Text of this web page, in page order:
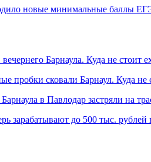
новые минимальные баллы
Барнаула. Куда не стоит
пробки сковали Барнаул. Куда не
в Павлодар застряли на
зарабатывают до 500 тыс. рублей